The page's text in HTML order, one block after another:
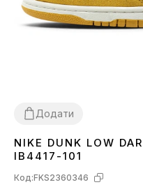
Додати
3738 3941424344
NIKE DUNK LOW
IB4417-101
Код:FKS2360346